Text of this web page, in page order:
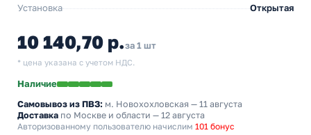
Установка
Открытая
10 140,70 р.за 1 шт
* цена указана с учетом НДС.
Наличие
Самовывоз из ПВЗ: м. Новохохловская — 11 августа
Доставка по Москве и области — 12 августа
Авторизованному пользователю начислим 101 бонус